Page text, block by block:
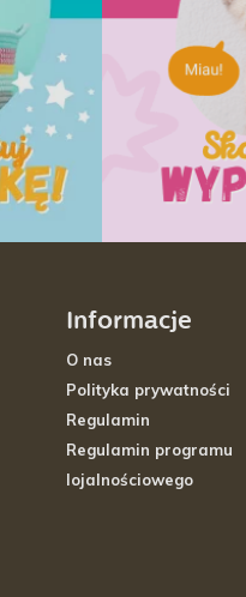
Informacje
O nas
Polityka prywatności
Regulamin
Regulamin programu
lojalnościowego